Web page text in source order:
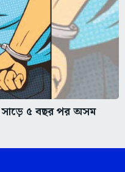
সাড়ে ৫ বছর পর অসম